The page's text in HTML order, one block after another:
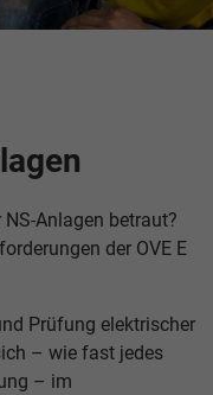
Anlagen betraut?
der OVE E
Prüfung elektrischer
– wie fast jedes
– im